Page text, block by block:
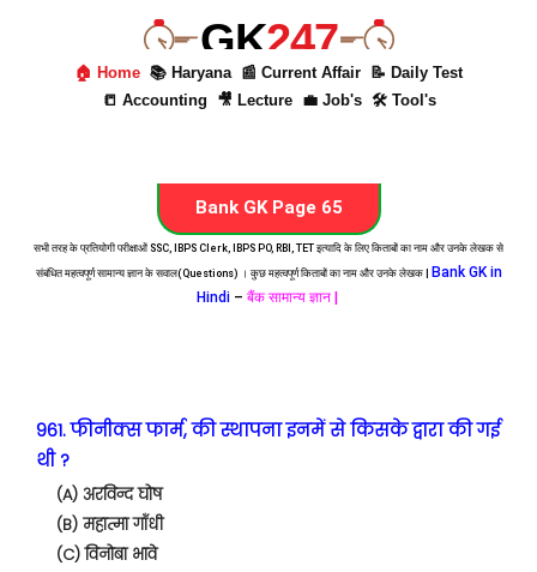
GK247
🏠 Home 📚 Haryana 📰 Current Affair
📝 Daily Test
📒 Accounting
🎥 Lecture 💼 Job's 🛠 Tool's
Bank GK Page 65
सभी तरह के प्रतियोगी परीक्षाओं SSC, IBPS Clerk, IBPS PO, RBI, TET इत्यादि के लिए किताबों का नाम और उनके लेखक से
संबंधित महत्वपूर्ण सामान्य ज्ञान के सवाल(Questions) । कुछ महत्वपूर्ण किताबों का नाम और उनके लेखक |
Bank GK in
Hindi– बैंक सामान्य ज्ञान |
961. फीनीक्स फार्म, की स्थापना इनमें से किसके द्वारा की गई
थी ?
(A) अरविन्द घोष
(B) महात्मा गाँधी
(C) विनोबा भावे